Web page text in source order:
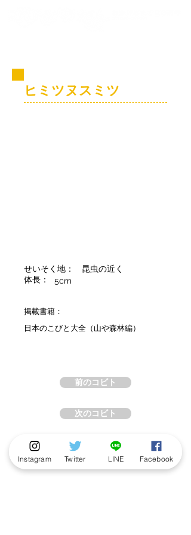
ヒミツヌスミツ
せいそく地：
昆虫の近く
体長：
5cm
掲載書籍：
日本のこびと大全（山や森林編）
前のコビト
次のコビト
Instagram Twitter LINE Facebook